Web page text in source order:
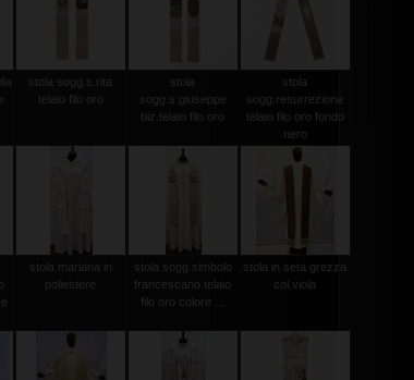
stola sogg.s.rita
telaio filo oro
stola
sogg.s.giuseppe
biz.telaio filo oro
stola
sogg.resurrezione
telaio filo oro fondo
nero
stola mariana in
poliestere
stola sogg.simbolo
francescano telaio
filo oro colore ...
stola in seta grezza
col.viola